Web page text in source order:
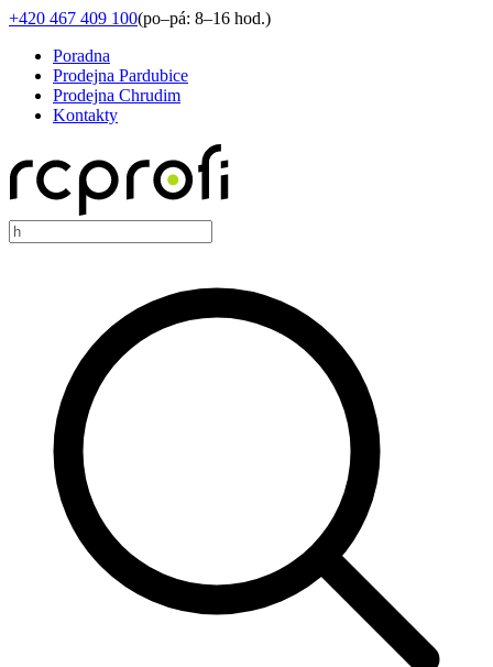
+420 467 409 100(po–pá: 8–16 hod.)
Poradna
Prodejna Pardubice
Prodejna Chrudim
Kontakty